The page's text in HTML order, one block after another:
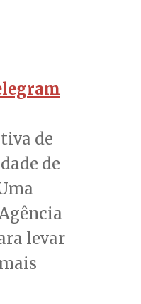
de
de
levar